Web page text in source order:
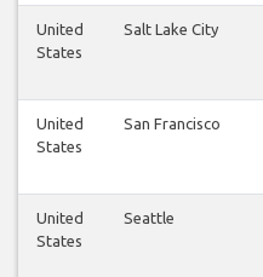
United
States
Salt Lake City
United
States
San Francisco
United
States
Seattle